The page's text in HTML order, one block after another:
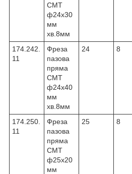
CMT
ф24х30
мм
хв.8мм
174.242.
11
Фреза
пазова
пряма
CMT
ф24х40
мм
хв.8мм
24 8
174.250.
11
Фреза
пазова
пряма
CMT
ф25х20
мм
25 8